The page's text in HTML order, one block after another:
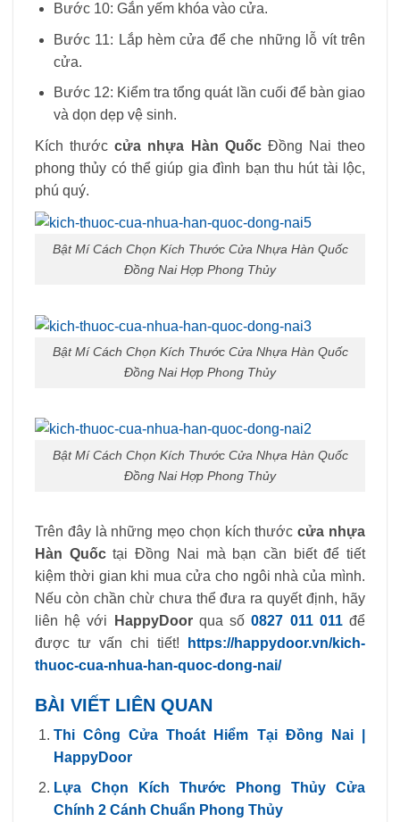
Bước 10: Gắn yếm khóa vào cửa.
Bước 11: Lắp hèm cửa để che những lỗ vít trên
cửa.
Bước 12: Kiểm tra tổng quát lần cuối để bàn giao
và dọn dẹp vệ sinh.
Kích thướccửa nhựa Hàn QuốcĐồng Nai theo
phong thủy có thể giúp gia đình bạn thu hút tài lộc,
phú quý.
Bật Mí Cách Chọn Kích Thước Cửa Nhựa Hàn Quốc
Đồng Nai Hợp Phong Thủy
Bật Mí Cách Chọn Kích Thước Cửa Nhựa Hàn Quốc
Đồng Nai Hợp Phong Thủy
Bật Mí Cách Chọn Kích Thước Cửa Nhựa Hàn Quốc
Đồng Nai Hợp Phong Thủy
Trên đây là những mẹo chọn kích thướccửa nhựa
Hàn Quốctại Đồng Nai mà bạn cần biết để tiết
kiệm thời gian khi mua cửa cho ngôi nhà của mình.
Nếu còn chần chừ chưa thể đưa ra quyết định, hãy
liên hệ với
HappyDoorqua số0827 011 011để
được tư vấn chi tiết!
https://happydoor.vn/kich-
thuoc-cua-nhua-han-quoc-dong-nai/
BÀI VIẾT LIÊN QUAN
Thi Công Cửa Thoát Hiểm Tại Đồng Nai |
HappyDoor
Lựa Chọn Kích Thước Phong Thủy Cửa
Chính 2 Cánh Chuẩn Phong Thủy